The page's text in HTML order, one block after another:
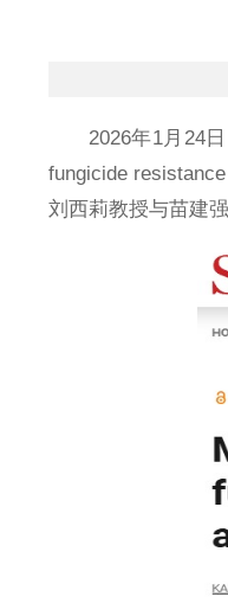
2026年1月24
fungicide
刘西莉教授与苗建